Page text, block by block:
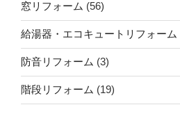
窓リフォーム (56)
給湯器・エコキュートリフォーム
防音リフォーム (3)
階段リフォーム (19)